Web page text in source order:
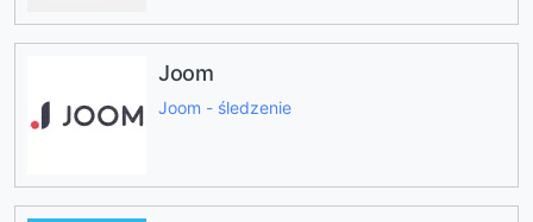
Joom
Joom - śledzenie